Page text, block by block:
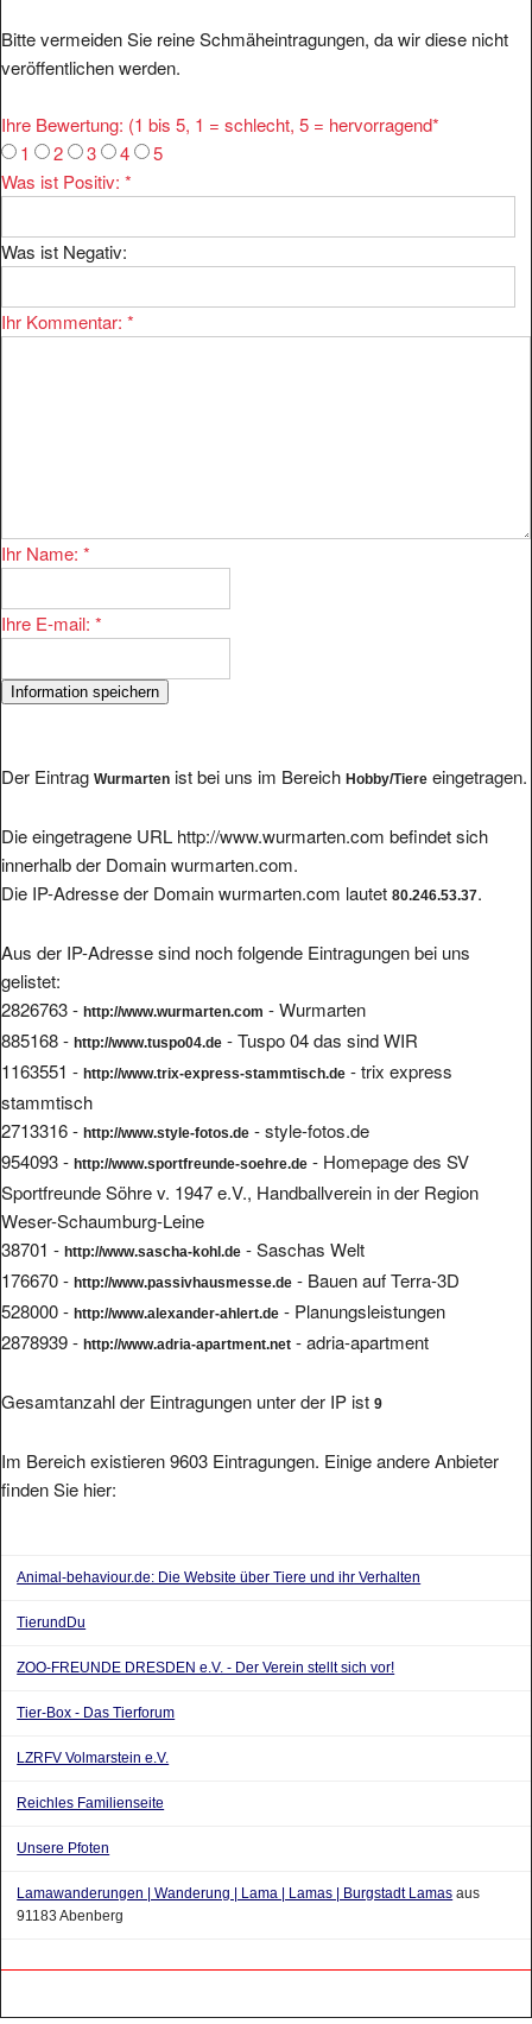
Bitte vermeiden Sie reine Schmäheintragungen, da wir diese nicht
veröffentlichen werden.
Ihre Bewertung: (1 bis 5, 1 = schlecht, 5 = hervorragend*
1
2 3 4
5
Was ist Positiv: *
Was ist Negativ:
Ihr Kommentar: *
Ihr Name: *
Ihre E-mail: *
Der Eintrag Wurmarten ist bei uns im Bereich Hobby/Tiere eingetragen.
Die eingetragene URL http://www.wurmarten.com befindet sich
innerhalb der Domain wurmarten.com.
Die IP-Adresse der Domain wurmarten.com lautet 80.246.53.37.
Aus der IP-Adresse sind noch folgende Eintragungen bei uns
gelistet:
2826763 - http://www.wurmarten.com - Wurmarten
885168 - http://www.tuspo04.de - Tuspo 04 das sind WIR
1163551 - http://www.trix-express-stammtisch.de - trix express
stammtisch
2713316 - http://www.style-fotos.de - style-fotos.de
954093 - http://www.sportfreunde-soehre.de - Homepage des SV
Sportfreunde Söhre v. 1947 e.V., Handballverein in der Region
Weser-Schaumburg-Leine
38701 - http://www.sascha-kohl.de - Saschas Welt
176670 - http://www.passivhausmesse.de - Bauen auf Terra-3D
528000 - http://www.alexander-ahlert.de - Planungsleistungen
2878939 - http://www.adria-apartment.net - adria-apartment
Gesamtanzahl der Eintragungen unter der IP ist 9
Im Bereich existieren 9603 Eintragungen. Einige andere Anbieter
finden Sie hier:
Animal-behaviour.de: Die Website über Tiere und ihr Verhalten
TierundDu
ZOO-FREUNDE DRESDEN e.V. - Der Verein stellt sich vor!
Tier-Box - Das Tierforum
LZRFV Volmarstein e.V.
Reichles Familienseite
Unsere Pfoten
Lamawanderungen | Wanderung | Lama | Lamas | Burgstadt Lamas aus
91183 Abenberg